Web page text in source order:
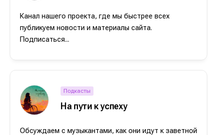
Канал нашего проекта, где мы быстрее всех
публикуем новости и материалы сайта.
Подписаться...
Подкасты
На пути к успеху
Обсуждаем с музыкантами, как они идут к заветной